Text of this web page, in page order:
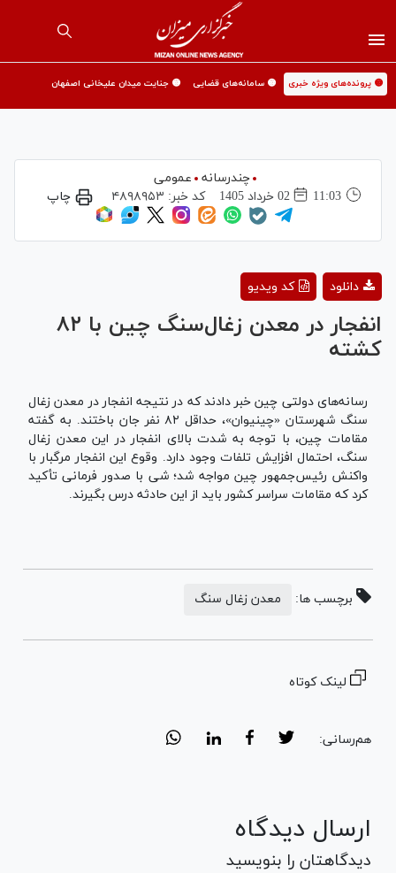
🟡 پرونده‌های ویژه خبری 🟡 سامانه‌های قضایی 🟡 جنایت میدان علیخانی اصفهان
چندرسانه
عمومی
11:03
02 خرداد 1405 کد خبر: ۴۸۹۸۹۵۳ چاپ
Video
کد ویدیو دانلود
انفجار در معدن زغال‌سنگ چین با ۸۲
کشته
رسانه‌های دولتی چین خبر دادند که در نتیجه انفجار در معدن زغال
سنگ شهرستان «چینیوان»، حداقل ۸۲ نفر جان باختند. به گفته
مقامات چین، با توجه به شدت بالای انفجار در این معدن زغال
سنگ، احتمال افزایش تلفات وجود دارد. وقوع این انفجار مرگبار با
واکنش رئیس‌جمهور چین مواجه شد؛ شی با صدور فرمانی تأکید
کرد که مقامات سراسر کشور باید از این حادثه درس بگیرند.
برچسب ها: معدن زغال سنگ
لینک کوتاه
هم‌رسانی:
ارسال دیدگاه
دیدگاهتان را بنویسید